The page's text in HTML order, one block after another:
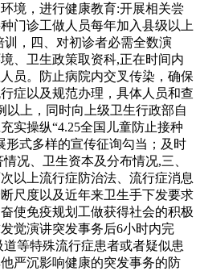
境，进行健康教育:开展相关尝
门诊工做人员每年加入县级以上
，四、对初诊者必需全数演
、卫生政策取资科,正在时间内
员。防止病院内交叉传染，确保
症以及规范办理，具体人员和查
以上，同时向上级卫生行政部自
实操纵“4.25全国儿童防止接种
形式多样的宣传征询勾当；及时
况、卫生资本及分布情况,三、
以上流行症防治法、流行症消息
尺度以及近年来卫生手下发要求
使免疫规划工做获得社会的积极
觉演讲突发事务后6小时内完
等特殊流行症患者或者疑似患
严沉影响健康的突发事务的防